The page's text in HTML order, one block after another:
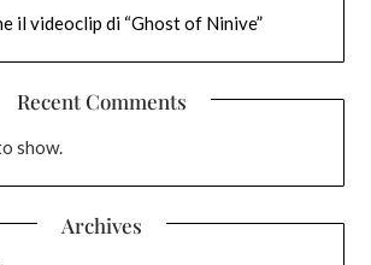
il videoclip di “Ghost of Ninive”
Recent Comments
show.
Archives